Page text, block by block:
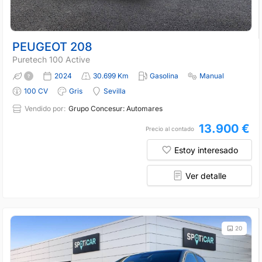
PEUGEOT 208
Puretech 100 Active
2024 30.699 Km Gasolina
Manual
100 CV
Gris
Sevilla
Vendido por: Grupo Concesur: Automares
Precio al contado 13.900 €
Estoy interesado
Ver detalle
20